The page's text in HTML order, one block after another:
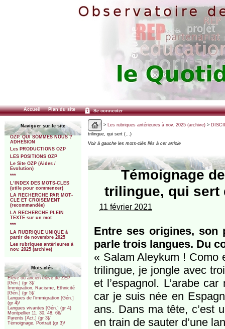
Accueil Plan du site Se connecter
Naviguer sur le site
OZP. QUI SOMMES NOUS ?
ADHESION
Les PRODUCTIONS OZP
LES POSITIONS OZP
Le Site OZP (Aides /
Evolution)
***
L’INDEX DES MOTS-CLES
(utile pour commencer)
LA RECHERCHE PAR MOT-
CLE ET CROISEMENT
(recommandée)
LA RECHERCHE PLEIN
TEXTE sur un mot
***
LA RUBRIQUE UNIQUE à
partir de novembre 2025
Les rubriques antérieures à
nov. 2025 (archive)
Mots-clés
Elève ou ancien élève de ZEP
[Gén.] (gr 3)/
Immigration, Racisme, Ethnicité
[Gén.] (gr 5)/
Langues de l’immigration [Gén.]
(gr 4)/
Langues vivantes [Gén.] (gr 4)
Montpellier 11, 30, 48, 66/
Parents [Act.] (gr 3)/
Témoignage, Portrait (gr 3)/
> Les rubriques antérieures à nov. 2025 (archive)>
trilingue, qui sert (…)
Voir à gauche les mots-clés liés à cet article
Témoignage
trilingue, qui sert
11 février 2021
Entre ses origines, son
parle trois langues. Du
« Salam Aleykum ! Como
trilingue, je jongle avec
et l’espagnol. L’arabe
car je suis née en
ans. Dans ma tête, c’est
en train de sauter d’une